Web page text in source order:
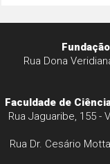
Rua Dona
Faculdade de
Rua Jaguaribe, 155 -
Rua Dr. Cesário